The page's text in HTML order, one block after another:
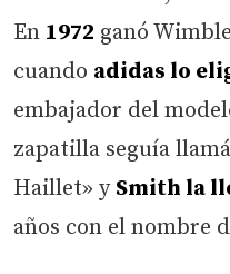
En 1972 ganó
cuando adidas lo
embajador del
zapatilla seguía
Haillet» y Smith la
años con el nombre